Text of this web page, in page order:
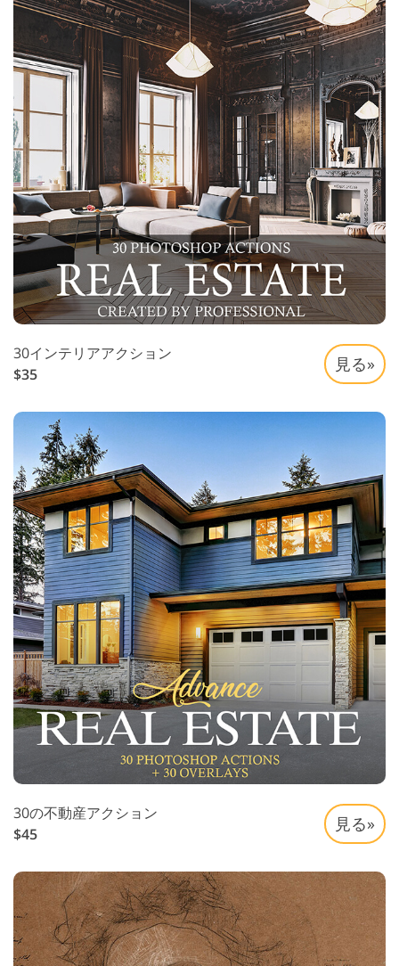
30インテリアアクション
$35
見る»
30の不動産アクション
$45
見る»